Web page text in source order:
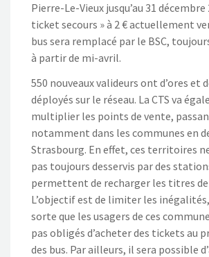
Pierre-Le-Vieux jusqu’au 31 décembre
ticket secours » à 2 € actuellement
bus sera remplacé par le BSC,
à partir de mi-avril.
550 nouveaux valideurs ont d’ores et
déployés sur le réseau. La CTS va
multiplier les points de vente,
notamment dans les communes en
Strasbourg. En effet, ces territoires
pas toujours desservis par des
permettent de recharger les titres
L’objectif est de limiter les
sorte que les usagers de ces
pas obligés d’acheter des tickets au
des bus. Par ailleurs, il sera possible